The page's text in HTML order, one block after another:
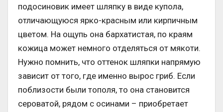
подосиновик имеет шляпку в виде купола,
отличающуюся ярко-красным или кирпичным
цветом. На ощупь она бархатистая, по краям
кожица может немного отделяться от мякоти.
Нужно помнить, что оттенок шляпки напрямую
зависит от того, где именно вырос гриб. Если
поблизости были тополя, то она становится
сероватой, рядом с осинами – приобретает